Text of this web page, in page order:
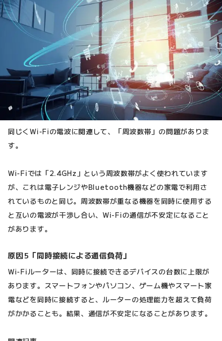
同じくWi-Fiの電波に関連して、「周波数帯」の問題がありま
す。
Wi-Fiでは「2.4GHz」という周波数帯がよく使われています
が、これは電子レンジやBluetooth機器などの家電で利用さ
れているものと同じ。周波数帯が重なる機器を同時に使用する
と互いの電波が干渉し合い、Wi-Fiの通信が不安定になること
があります。
原因5「同時接続による通信負荷」
Wi-Fiルーターは、同時に接続できるデバイスの台数に上限が
あります。スマートフォンやパソコン、ゲーム機やスマート家
電などを同時に接続すると、ルーターの処理能力を超えて負荷
がかかることも。結果、通信が不安定になることがあります。